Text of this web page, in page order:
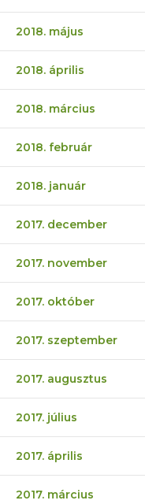
2018. május
2018. április
2018. március
2018. február
2018. január
2017. december
2017. november
2017. október
2017. szeptember
2017. augusztus
2017. július
2017. április
2017. március